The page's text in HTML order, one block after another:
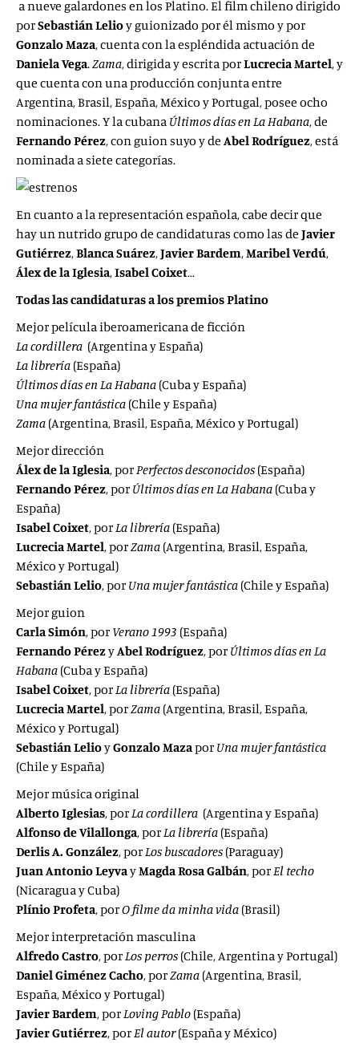
a nueve galardones en los Platino. El film chileno dirigido
porSebastián Lelioy guionizado por él mismo y por
Gonzalo Maza, cuenta con la espléndida actuación de
Daniela Vega.Zama, dirigida y escrita porLucrecia Martel, y
que cuenta con una producción conjunta entre
Argentina, Brasil, España, México y Portugal, posee ocho
nominaciones. Y la cubana Últimos días en La Habana, de
Fernando Pérez, con guion suyo y deAbel Rodríguez, está
nominada a siete categorías.
En cuanto a la representación española, cabe decir que
hay un nutrido grupo de candidaturas como las de Javier
Gutiérrez,Blanca Suárez,Javier Bardem,Maribel Verdú,
Álex de la Iglesia,Isabel Coixet…
Todas las candidaturas a los premios Platino
Mejor película iberoamericana de ficción
La cordillera (Argentina y España)
La librería (España)
Últimos días en La Habana (Cuba y España)
Una mujer fantástica (Chile y España)
Zama (Argentina, Brasil, España, México y Portugal)
Mejor dirección
Álex de la Iglesia, porPerfectos desconocidos (España)
Fernando Pérez, por Últimos días en La Habana (Cuba y
España)
Isabel Coixet, porLa librería (España)
Lucrecia Martel, porZama (Argentina, Brasil, España,
México y Portugal)
Sebastián Lelio, por Una mujer fantástica (Chile y España)
Mejor guion
Carla Simón, por Verano 1993 (España)
Fernando PérezyAbel Rodríguez, por Últimos días en La
Habana (Cuba y España)
Isabel Coixet, porLa librería (España)
Lucrecia Martel, porZama (Argentina, Brasil, España,
México y Portugal)
Sebastián LelioyGonzalo Mazapor Una mujer fantástica
(Chile y España)
Mejor música original
Alberto Iglesias, porLa cordillera (Argentina y España)
Alfonso de Vilallonga, porLa librería (España)
Derlis A. González, porLos buscadores (Paraguay)
Juan Antonio LeyvayMagda Rosa Galbán, porEl techo
(Nicaragua y Cuba)
Plínio Profeta, porO filme da minha vida (Brasil)
Mejor interpretación masculina
Alfredo Castro, porLos perros (Chile, Argentina y Portugal)
Daniel Giménez Cacho, porZama (Argentina, Brasil,
España, México y Portugal)
Javier Bardem, porLoving Pablo (España)
Javier Gutiérrez, porEl autor(España y México)